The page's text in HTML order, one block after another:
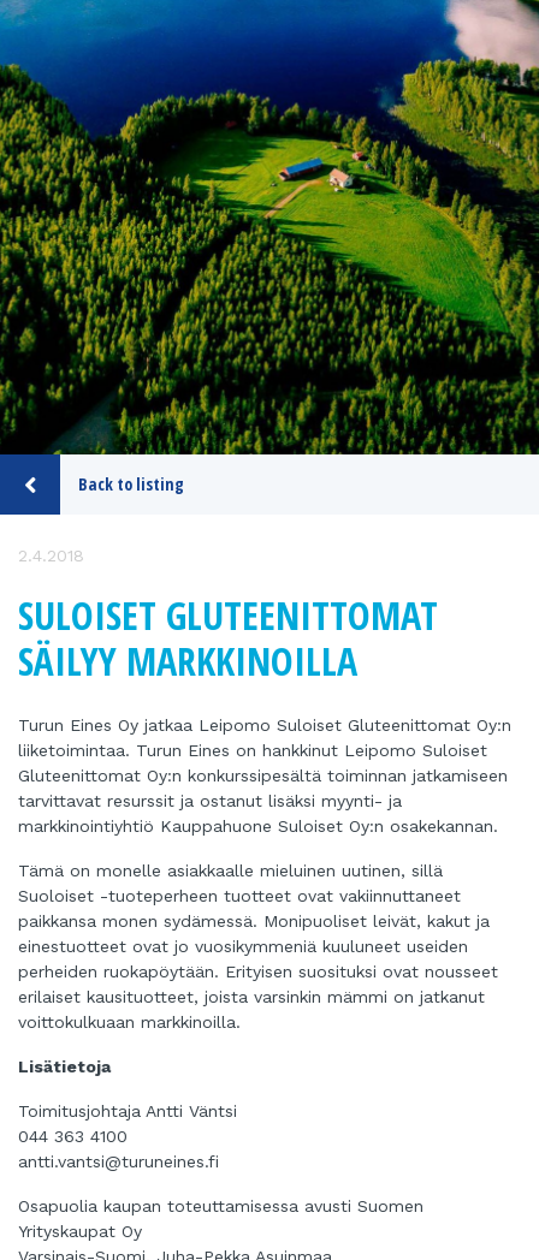
Back to listing
2.4.2018
SULOISET GLUTEENITTOMAT
SÄILYY MARKKINOILLA
Turun Eines Oy jatkaa Leipomo Suloiset Gluteenittomat Oy:n
liiketoimintaa. Turun Eines on hankkinut Leipomo Suloiset
Gluteenittomat Oy:n konkurssipesältä toiminnan jatkamiseen
tarvittavat resurssit ja ostanut lisäksi myynti- ja
markkinointiyhtiö Kauppahuone Suloiset Oy:n osakekannan.
Tämä on monelle asiakkaalle mieluinen uutinen, sillä
Suoloiset -tuoteperheen tuotteet ovat vakiinnuttaneet
paikkansa monen sydämessä. Monipuoliset leivät, kakut ja
einestuotteet ovat jo vuosikymmeniä kuuluneet useiden
perheiden ruokapöytään. Erityisen suosituksi ovat nousseet
erilaiset kausituotteet, joista varsinkin mämmi on jatkanut
voittokulkuaan markkinoilla.
Lisätietoja
Toimitusjohtaja Antti Väntsi
044 363 4100
antti.vantsi@turuneines.fi
Osapuolia kaupan toteuttamisessa avusti Suomen
Yrityskaupat Oy
Varsinais-Suomi, Juha-Pekka Asuinmaa